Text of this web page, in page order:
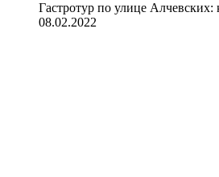
Гастротур по улице
08.02.2022